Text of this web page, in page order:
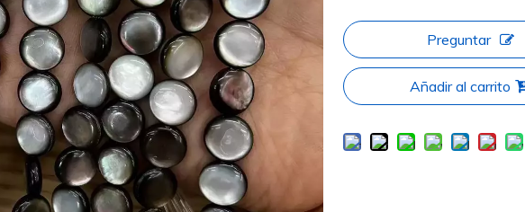
Preguntar
Añadir al carrito